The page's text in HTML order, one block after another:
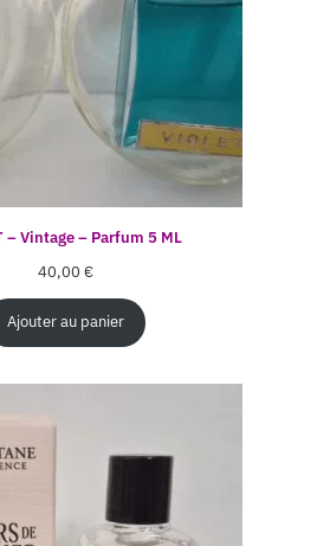
– Vintage – Parfum 5 ML
40,00 €
Ajouter au panier